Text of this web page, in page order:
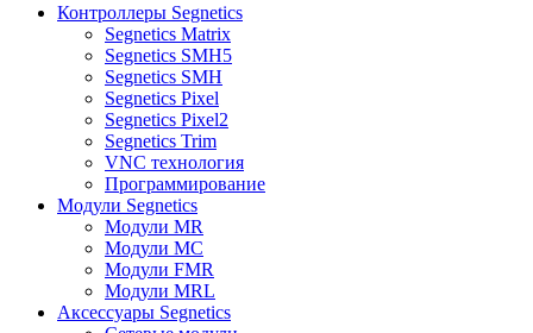
Контроллеры Segnetics
Segnetics Matrix
Segnetics SMH5
Segnetics SMH
Segnetics Pixel
Segnetics Pixel2
Segnetics Trim
VNC технология
Программирование
Модули Segnetics
Модули MR
Модули MC
Модули FMR
Модули MRL
Аксессуары Segnetics